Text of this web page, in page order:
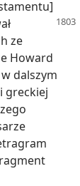
ze
Howard
dalszym
greckiej